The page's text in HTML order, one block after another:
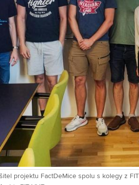
projektu FactDeMice spolu s kolegy z